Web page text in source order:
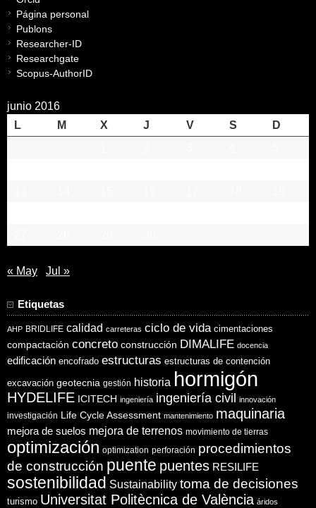
Página personal
Publons
Researcher-ID
Researchgate
Scopus-AuthorID
junio 2016
L
M X J V S
D
« May Jul »
Etiquetas
AHP BRIDLIFE calidad carreteras ciclo de vida cimentaciones
compactación concreto construcción DIMALIFE docencia
edificación encofrado estructuras estructuras de contención
excavación geotecnia gestión historia hormigón
HYDELIFE ICITECH ingeniería ingeniería civil innovación
investigación Life Cycle Assessment mantenimiento maquinaria
mejora de suelos mejora de terrenos movimiento de tierras
optimización optimization perforación procedimientos
de construcción puente puentes RESILIFE
sostenibilidad Sustainability toma de decisiones
turismo Universitat Politècnica de València áridos